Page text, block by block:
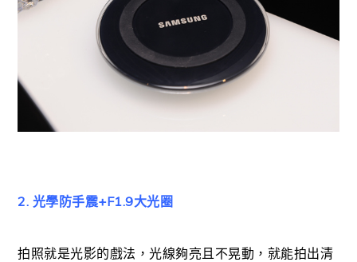
2. 光學防手震+F1.9大光圈
拍照就是光影的戲法，光線夠亮且不晃動，就能拍出清